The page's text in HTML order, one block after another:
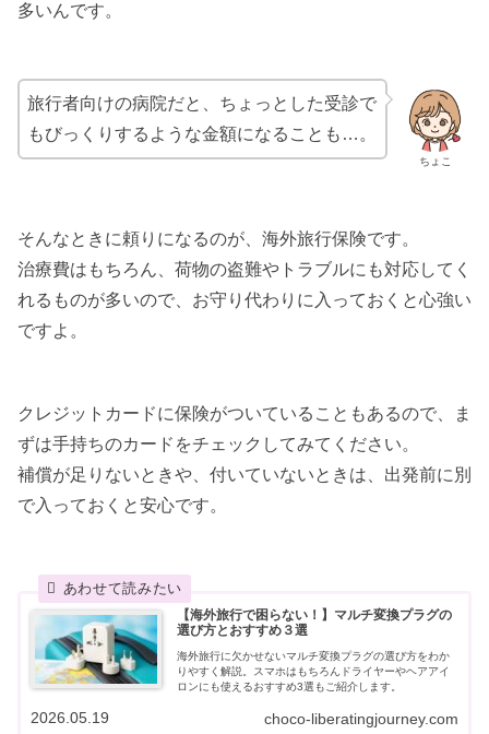
多いんです。
ちょこ
旅行者向けの病院だと、ちょっとした受診で
もびっくりするような金額になることも…。
そんなときに頼りになるのが、海外旅行保険です。
治療費はもちろん、荷物の盗難やトラブルにも対応してく
れるものが多いので、お守り代わりに入っておくと心強い
ですよ。
クレジットカードに保険がついていることもあるので、ま
ずは手持ちのカードをチェックしてみてください。
補償が足りないときや、付いていないときは、出発前に別
で入っておくと安心です。
【海外旅行で困らない！】マルチ変換プラグの
選び方とおすすめ３選
海外旅行に欠かせないマルチ変換プラグの選び方をわか
りやすく解説。スマホはもちろんドライヤーやヘアアイ
ロンにも使えるおすすめ3選もご紹介します。
choco-liberatingjourney.com
2026.05.19